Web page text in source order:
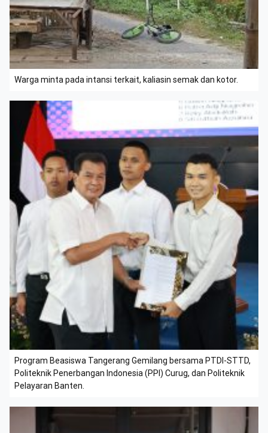
Warga minta pada intansi terkait, kaliasin semak dan kotor.
Program Beasiswa Tangerang Gemilang bersama PTDI-STTD,
Politeknik Penerbangan Indonesia (PPI) Curug, dan Politeknik
Pelayaran Banten.